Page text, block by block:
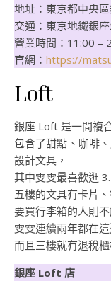
地址：東京都中央
交通：東京地鐵銀
營業時間：11:00 –
官網： https://
Loft
銀座 Loft 是一間複
包含了甜點、咖啡
設計文具，
其中雯雯最喜歡逛
五樓的文具有卡片
要買行李箱的人則
雯雯連續兩年都在這
而且三樓就有退稅
銀座 Loft 店